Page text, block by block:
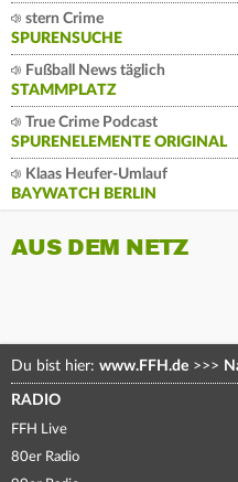
stern Crime
SPURENSUCHE
Fußball News täglich
STAMMPLATZ
True Crime Podcast
SPURENELEMENTE ORIGINAL
Klaas Heufer-Umlauf
BAYWATCH BERLIN
AUS DEM NETZ
Du bist hier: www.FFH.de >>>
RADIO
FFH Live
80er Radio